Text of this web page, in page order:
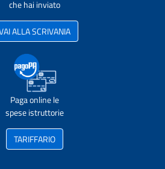
che hai inviato
ALLA SCRIVANIA
Paga online le
spese istruttorie
TARIFFARIO